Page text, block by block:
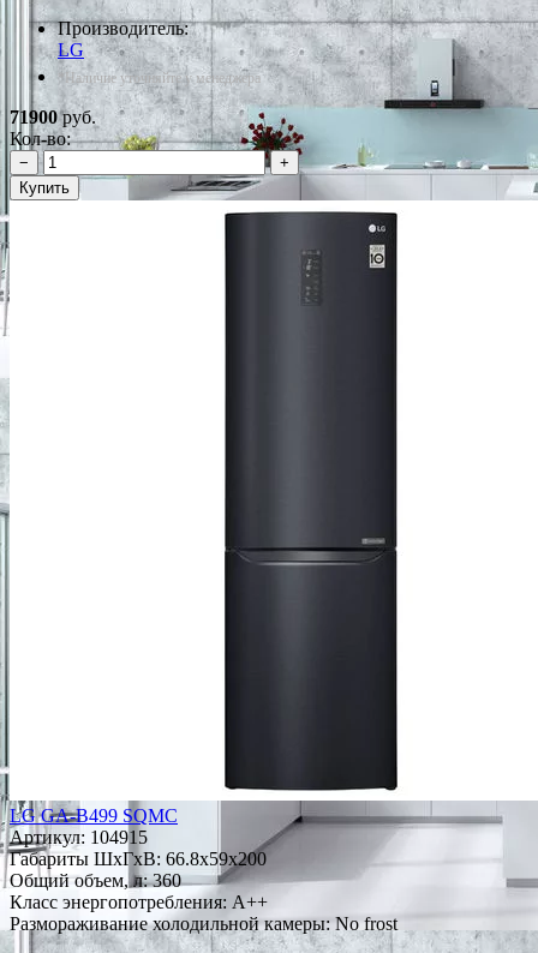
Производитель:
LG
*Наличие уточняйте у менеджера
71900руб.
Кол-во:
−
+
Купить
LG GA-B499 SQMC
Артикул: 104915
Габариты ШxГxВ: 66.8x59x200
Общий объем, л: 360
Класс энергопотребления: A++
Размораживание холодильной камеры: No frost